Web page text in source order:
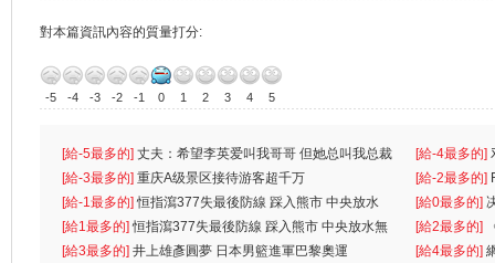
對本篇資訊內容的質量打分:
-5 -4 -3 -2 -1 0 1 2 3 4 5
[給-5最多的] 丈夫：希望李英爱叫我哥哥 但她总叫我总裁
先
[給-4最多的]
离
[給-3最多的] 重庆A级景区接待游客超千万 [給-2最多的]
[給-1最多的]恒指瀉377失最後防線 踩入熊市 中央放水
無
[給0最多的]
[給1最多的]恒指瀉377失最後防線 踩入熊市 中央放水無 [給2最多的]
[給3最多的] 井上雄彥圓夢 日本男籃進軍巴黎奧運 [給4最多的]